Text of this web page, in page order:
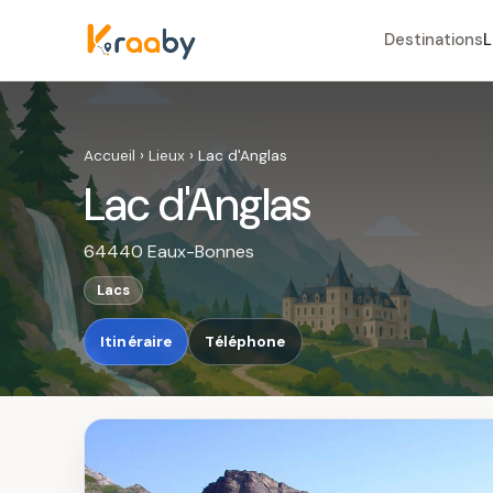
Destinations
Accueil › Lieux › Lac d'Anglas
Lac d'Anglas
64440 Eaux-Bonnes
Lacs
Itinéraire Téléphone